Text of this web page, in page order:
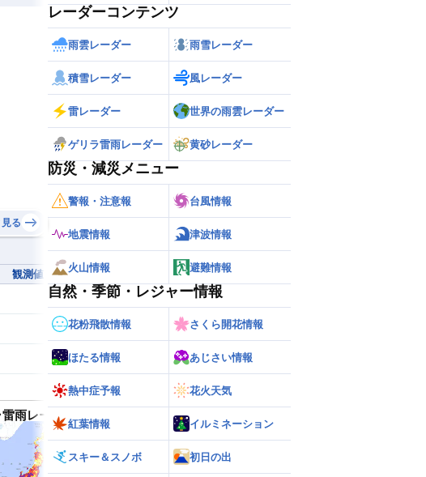
る
観測値
雨レーダー 世界の雨雲レーダー
レーダーコンテンツ
雨雲レーダー 雨雪レーダー
積雪レーダー 風レーダー
雷レーダー 世界の雨雲レーダー
ゲリラ雷雨レーダー 黄砂レーダー
防災・減災メニュー
警報・注意報 台風情報
地震情報 津波情報
火山情報 避難情報
自然・季節・レジャー情報
花粉飛散情報 さくら開花情報
ほたる情報 あじさい情報
熱中症予報 花火天気
紅葉情報 イルミネーション
スキー＆スノボ 初日の出